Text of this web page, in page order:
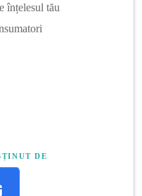
înțelesul tău
DE